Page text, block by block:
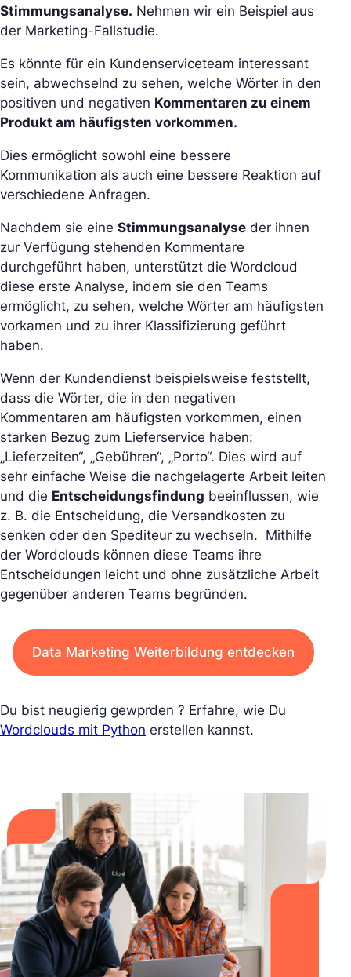
Stimmungsanalyse. Nehmen wir ein Beispiel aus
der Marketing-Fallstudie.
Es könnte für ein Kundenserviceteam interessant
sein, abwechselnd zu sehen, welche Wörter in den
positiven und negativen Kommentaren zu einem
Produkt am häufigsten vorkommen.
Dies ermöglicht sowohl eine bessere
Kommunikation als auch eine bessere Reaktion auf
verschiedene Anfragen.
Nachdem sie eine Stimmungsanalyse der ihnen
zur Verfügung stehenden Kommentare
durchgeführt haben, unterstützt die Wordcloud
diese erste Analyse, indem sie den Teams
ermöglicht, zu sehen, welche Wörter am häufigsten
vorkamen und zu ihrer Klassifizierung geführt
haben.
Wenn der Kundendienst beispielsweise feststellt,
dass die Wörter, die in den negativen
Kommentaren am häufigsten vorkommen, einen
starken Bezug zum Lieferservice haben:
„Lieferzeiten“, „Gebühren“, „Porto“. Dies wird auf
sehr einfache Weise die nachgelagerte Arbeit leiten
und die Entscheidungsfindung beeinflussen, wie
z. B. die Entscheidung, die Versandkosten zu
senken oder den Spediteur zu wechseln. Mithilfe
der Wordclouds können diese Teams ihre
Entscheidungen leicht und ohne zusätzliche Arbeit
gegenüber anderen Teams begründen.
Data Marketing Weiterbildung entdecken
Du bist neugierig gewprden ? Erfahre, wie Du
Wordclouds mit Python erstellen kannst.